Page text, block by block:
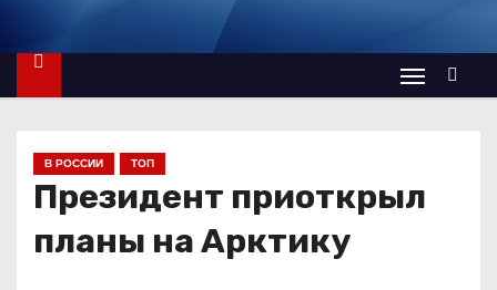
к
В РОССИИ ТОП
Президент приоткрыл
планы на Арктику